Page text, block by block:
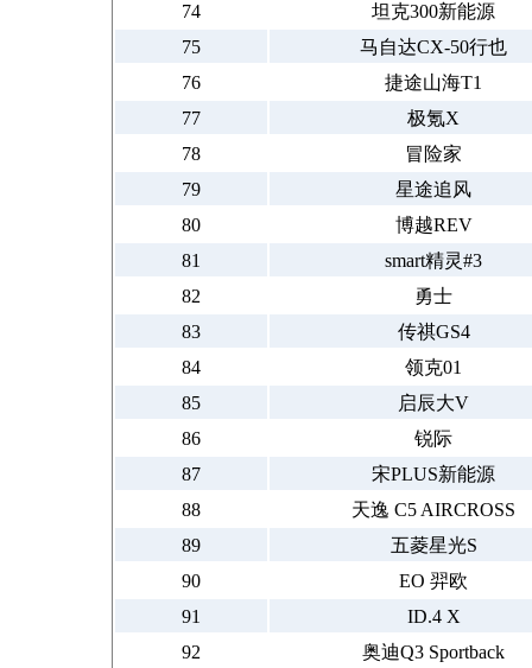
74
坦克300新能源
75
马自达CX-50行也
76
捷途山海T1
77
极氪X
78
冒险家
79
星途追风
80
博越REV
81
smart精灵#3
82
勇士
83
传祺GS4
84
领克01
85
启辰大V
86
锐际
87
宋PLUS新能源
88
天逸 C5 AIRCROSS
89
五菱星光S
90
EO 羿欧
91
ID.4 X
92
奥迪Q3 Sportback